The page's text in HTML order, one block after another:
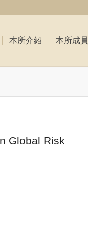
本所介紹 本所成員
Global Risk